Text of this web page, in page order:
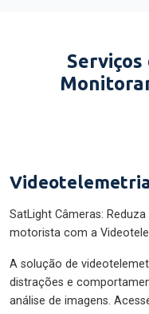
Videotelemetria
SatLight Câmeras:
motorista com a
A solução de
distrações e
análise de imagens.